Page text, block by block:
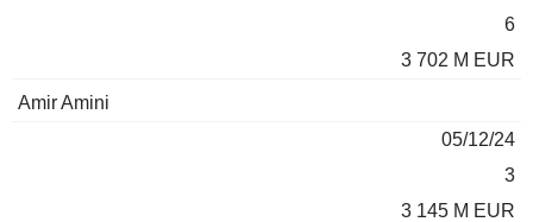
6
3 702 M EUR
Amir Amini
05/12/24
3
3 145 M EUR